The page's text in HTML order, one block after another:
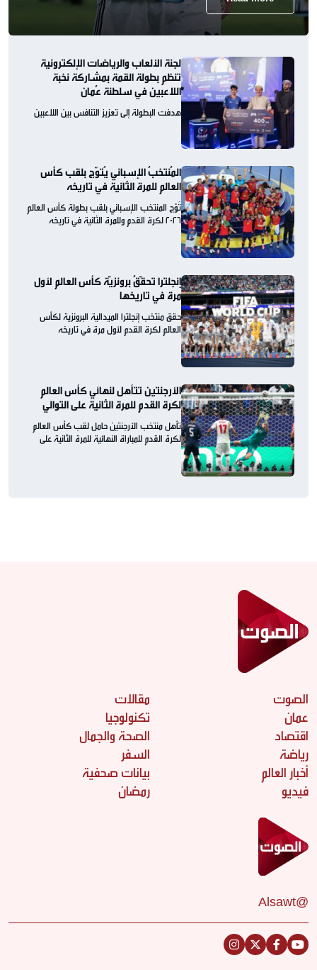
لجنة الألعاب والرياضات الإلكترونية
تنظم بطولة القمة بمشاركة نخبة
اللاعبين في سلطنة عُمان
هدفت البطولة إلى تعزيز التنافس بين اللاعبين
المُنتخبُ الإسباني يُتوّج بلقب كأس
العالم للمرة الثانية في تاريخه
تُوّج المنتخب الإسباني بلقب بطولة كأس العالم
2026 لكرة القدم وللمرة الثانية في تاريخه
إنجلترا تحقّقُ برونزيّة كأس العالم لأول
مرة في تاريخها
حقق منتخب إنجلترا الميدالية البرونزية لكأس
العالم لكرة القدم لأول مرة في تاريخه
الأرجنتين تتأهل لنهائي كأس العالم
لكرة القدم للمرة الثانية على التوالي
تأهل منتخب الأرجنتين حامل لقب كأس العالم
لكرة القدم للمباراة النهائية للمرة الثانية على
الصوت
عمان
اقتصاد
رياضة
أخبار العالم
فيديو
مقالات
تكنولوجيا
الصحة والجمال
السفر
بيانات صحفية
رمضان
@Alsawt